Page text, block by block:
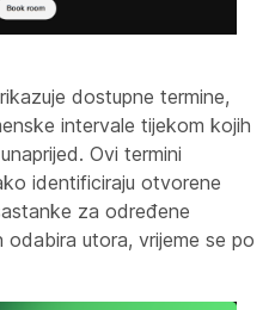
dostupne termine,
intervale tijekom kojih
Ovi termini
identificiraju otvorene
za određene
utora, vrijeme se po